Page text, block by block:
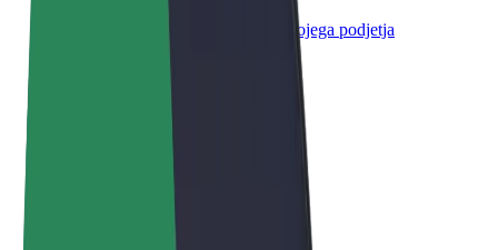
Boltovi izdelki in storitve za rast tvojega podjetja